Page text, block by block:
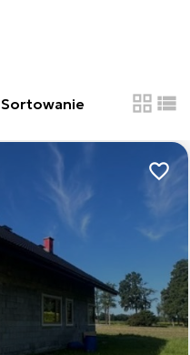
6
Sortowanie
tabela